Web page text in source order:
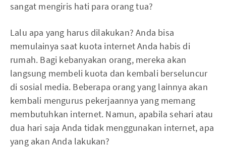
sangat mengiris hati para orang tua?
Lalu apa yang harus dilakukan? Anda bisa
memulainya saat kuota internet Anda habis di
rumah. Bagi kebanyakan orang, mereka akan
langsung membeli kuota dan kembali berseluncur
di sosial media. Beberapa orang yang lainnya akan
kembali mengurus pekerjaannya yang memang
membutuhkan internet. Namun, apabila sehari atau
dua hari saja Anda tidak menggunakan internet, apa
yang akan Anda lakukan?